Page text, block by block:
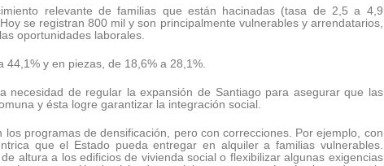
relevante de familias que están hacinadas (tasa de 2,5 a 4,9
se registran 800 mil y son principalmente vulnerables y arrendatarios,
oportunidades laborales.
y en piezas, de 18,6% a 28,1%.
necesidad de regular la expansión de Santiago para asegurar que las
y ésta logre garantizar la integración social.
programas de densificación, pero con correcciones. Por ejemplo, con
que el Estado pueda entregar en alquiler a familias vulnerables.
altura a los edificios de vivienda social o flexibilizar algunas exigencias